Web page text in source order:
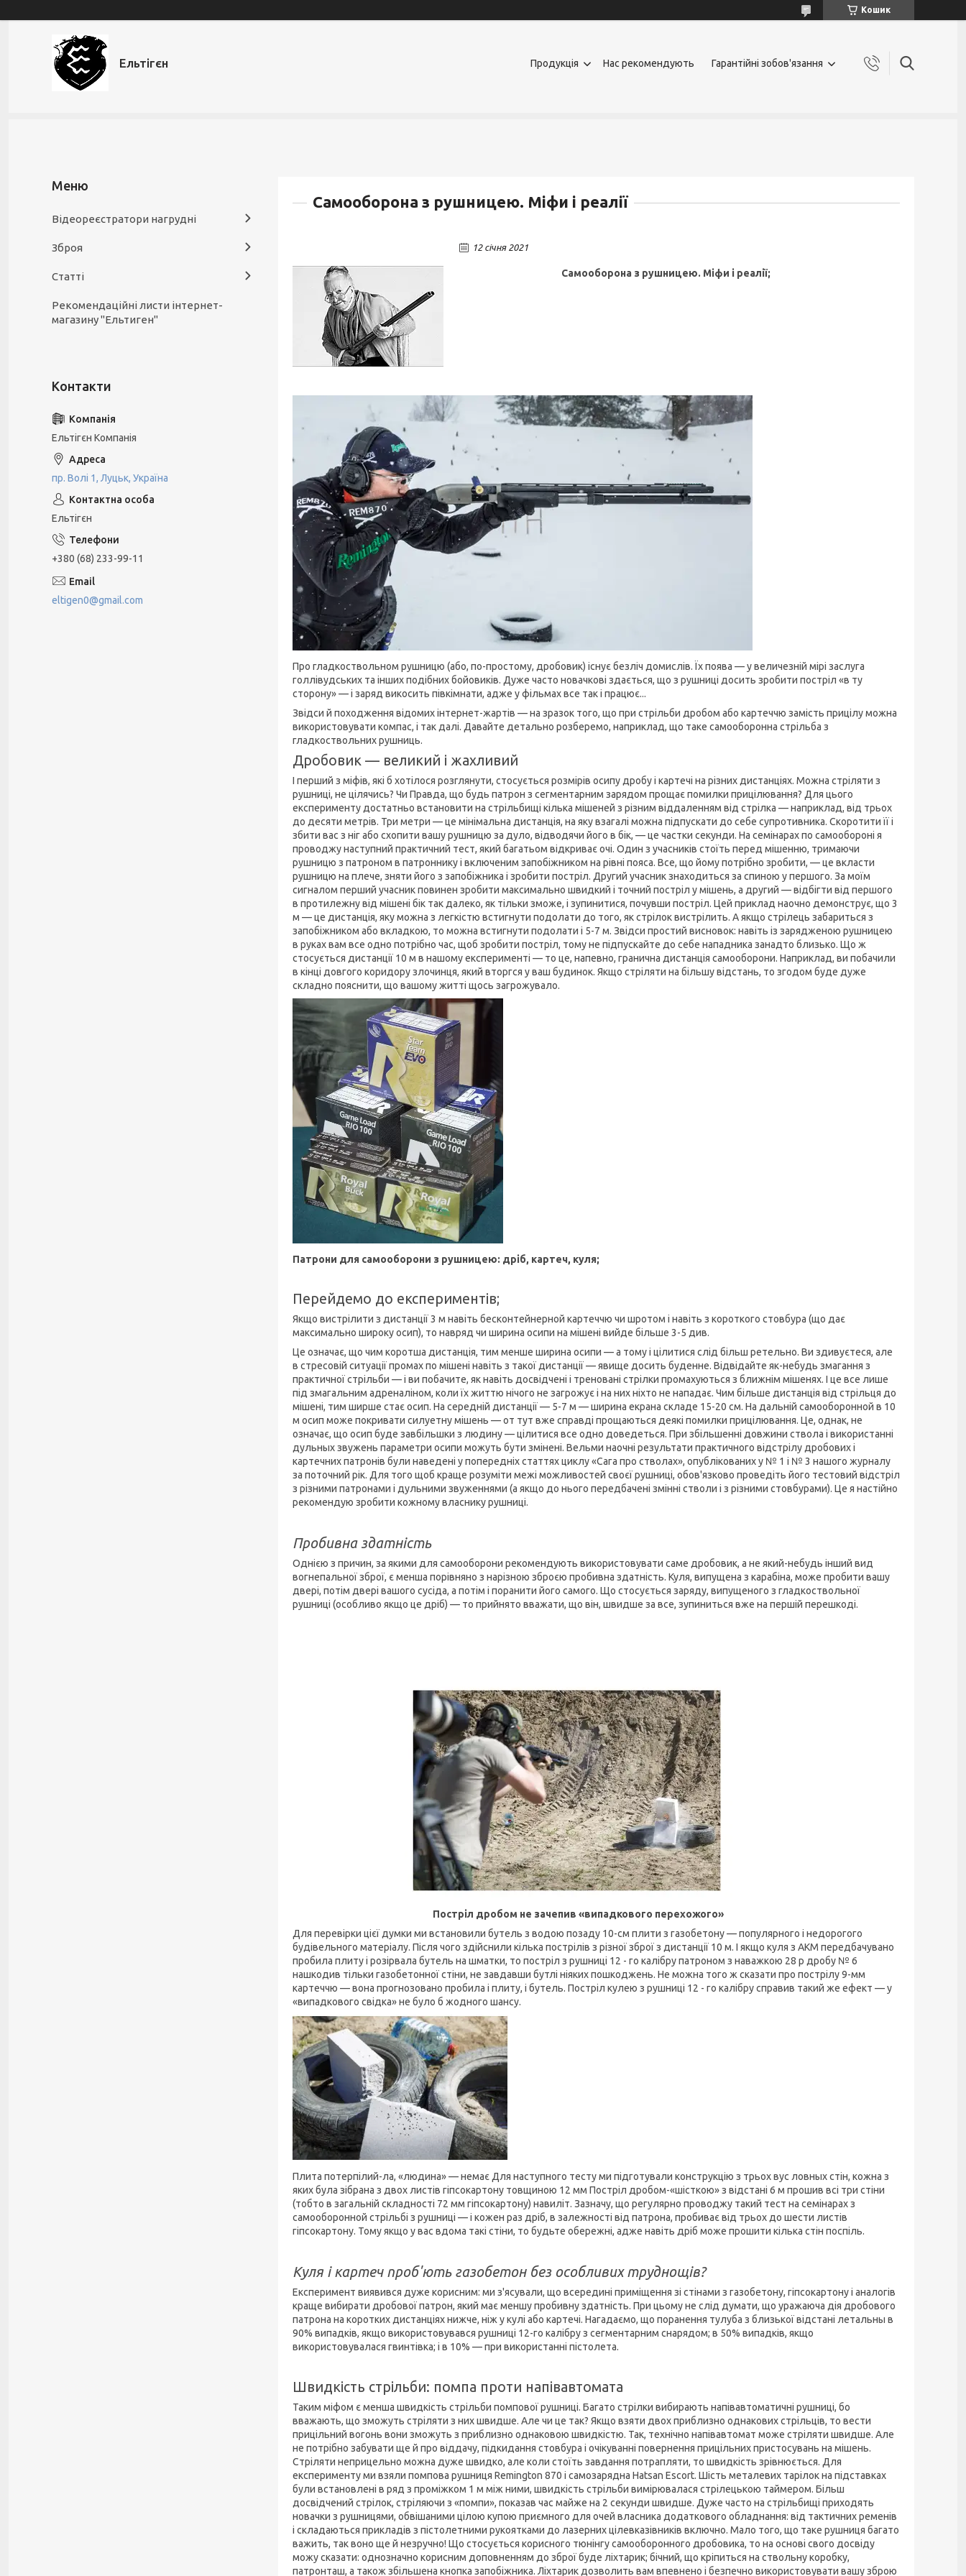
Кошик
Ельтігєн Продукція Нас рекомендують Гарантійні зобов'язання
Самооборона з рушницею. Міфи і реалії
12 січня 2021
Самооборона з рушницею. Міфи і реалії;
Про гладкоствольном рушницю (або, по-простому, дробовик) існує безліч домислів. Їх поява — у величезній мірі заслуга
голлівудських та інших подібних бойовиків. Дуже часто новачкові здається, що з рушниці досить зробити постріл «в ту
сторону» — і заряд викосить півкімнати, адже у фільмах все так і працює...
Звідси й походження відомих інтернет-жартів — на зразок того, що при стрільби дробом або картеччю замість прицілу можна
використовувати компас, і так далі. Давайте детально розберемо, наприклад, що таке самооборонна стрільба з
гладкоствольних рушниць.
Дробовик — великий і жахливий
І перший з міфів, які б хотілося розглянути, стосується розмірів осипу дробу і картечі на різних дистанціях. Можна стріляти з
рушниці, не цілячись? Чи Правда, що будь патрон з сегментарним зарядом прощає помилки прицілювання? Для цього
експерименту достатньо встановити на стрільбищі кілька мішеней з різним віддаленням від стрілка — наприклад, від трьох
до десяти метрів. Три метри — це мінімальна дистанція, на яку взагалі можна підпускати до себе супротивника. Скоротити її і
збити вас з ніг або схопити вашу рушницю за дуло, відводячи його в бік, — це частки секунди. На семінарах по самообороні я
проводжу наступний практичний тест, який багатьом відкриває очі. Один з учасників стоїть перед мішенню, тримаючи
рушницю з патроном в патроннику і включеним запобіжником на рівні пояса. Все, що йому потрібно зробити, — це вкласти
рушницю на плече, зняти його з запобіжника і зробити постріл. Другий учасник знаходиться за спиною у першого. За моїм
сигналом перший учасник повинен зробити максимально швидкий і точний постріл у мішень, а другий — відбігти від першого
в протилежну від мішені бік так далеко, як тільки зможе, і зупинитися, почувши постріл. Цей приклад наочно демонструє, що 3
м — це дистанція, яку можна з легкістю встигнути подолати до того, як стрілок вистрілить. А якщо стрілець забариться з
запобіжником або вкладкою, то можна встигнути подолати і 5-7 м. Звідси простий висновок: навіть із зарядженою рушницею
в руках вам все одно потрібно час, щоб зробити постріл, тому не підпускайте до себе нападника занадто близько. Що ж
стосується дистанції 10 м в нашому експерименті — то це, напевно, гранична дистанція самооборони. Наприклад, ви побачили
в кінці довгого коридору злочинця, який вторгся у ваш будинок. Якщо стріляти на більшу відстань, то згодом буде дуже
складно пояснити, що вашому житті щось загрожувало.
Патрони для самооборони з рушницею: дріб, картеч, куля;
Перейдемо до експериментів;
Якщо вистрілити з дистанції 3 м навіть бесконтейнерной картеччю чи шротом і навіть з короткого стовбура (що дає
максимально широку осип), то навряд чи ширина осипи на мішені вийде більше 3-5 див.
Це означає, що чим коротша дистанція, тим менше ширина осипи — а тому і цілитися слід більш ретельно. Ви здивуєтеся, але
в стресовій ситуації промах по мішені навіть з такої дистанції — явище досить буденне. Відвідайте як-небудь змагання з
практичної стрільби — і ви побачите, як навіть досвідчені і треновані стрілки промахуються з ближнім мішенях. І це все лише
під змагальним адреналіном, коли їх життю нічого не загрожує і на них ніхто не нападає. Чим більше дистанція від стрільця до
мішені, тим ширше стає осип. На середній дистанції — 5-7 м — ширина екрана складе 15-20 см. На дальній самооборонной в 10
м осип може покривати силуетну мішень — от тут вже справді прощаються деякі помилки прицілювання. Це, однак, не
означає, що осип буде завбільшки з людину — цілитися все одно доведеться. При збільшенні довжини ствола і використанні
дульных звужень параметри осипи можуть бути змінені. Вельми наочні результати практичного відстрілу дробових і
картечних патронів були наведені у попередніх статтях циклу «Сага про стволах», опублікованих у № 1 і № 3 нашого журналу
за поточний рік. Для того щоб краще розуміти межі можливостей своєї рушниці, обов'язково проведіть його тестовий відстріл
з різними патронами і дульними звуженнями (а якщо до нього передбачені змінні стволи і з різними стовбурами). Це я настійно
рекомендую зробити кожному власнику рушниці.
Пробивна здатність
Однією з причин, за якими для самооборони рекомендують використовувати саме дробовик, а не який-небудь інший вид
вогнепальної зброї, є менша порівняно з нарізною зброєю пробивна здатність. Куля, випущена з карабіна, може пробити вашу
двері, потім двері вашого сусіда, а потім і поранити його самого. Що стосується заряду, випущеного з гладкоствольної
рушниці (особливо якщо це дріб) — то прийнято вважати, що він, швидше за все, зупиниться вже на першій перешкоді.
Постріл дробом не зачепив «випадкового перехожого»
Для перевірки цієї думки ми встановили бутель з водою позаду 10-см плити з газобетону — популярного і недорогого
будівельного матеріалу. Після чого здійснили кілька пострілів з різної зброї з дистанції 10 м. І якщо куля з АКМ передбачувано
пробила плиту і розірвала бутель на шматки, то постріл з рушниці 12 - го калібру патроном з наважкою 28 р дробу № 6
нашкодив тільки газобетонної стіни, не завдавши бутлі ніяких пошкоджень. Не можна того ж сказати про пострілу 9-мм
картеччю — вона прогнозовано пробила і плиту, і бутель. Постріл кулею з рушниці 12 - го калібру справив такий же ефект — у
«випадкового свідка» не було б жодного шансу.
Плита потерпілий-ла, «людина» — немає Для наступного тесту ми підготували конструкцію з трьох вус ловных стін, кожна з
яких була зібрана з двох листів гіпсокартону товщиною 12 мм Постріл дробом-«шісткою» з відстані 6 м прошив всі три стіни
(тобто в загальній складності 72 мм гіпсокартону) навиліт. Зазначу, що регулярно проводжу такий тест на семінарах з
самооборонной стрільбі з рушниці — і кожен раз дріб, в залежності від патрона, пробиває від трьох до шести листів
гіпсокартону. Тому якщо у вас вдома такі стіни, то будьте обережні, адже навіть дріб може прошити кілька стін поспіль.
Куля і картеч проб'ють газобетон без особливих труднощів?
Експеримент виявився дуже корисним: ми з'ясували, що всередині приміщення зі стінами з газобетону, гіпсокартону і аналогів
краще вибирати дробової патрон, який має меншу пробивну здатність. При цьому не слід думати, що уражаюча дія дробового
патрона на коротких дистанціях нижче, ніж у кулі або картечі. Нагадаємо, що поранення тулуба з близької відстані летальны в
90% випадків, якщо використовувався рушниці 12-го калібру з сегментарним снарядом; в 50% випадків, якщо
використовувалася гвинтівка; і в 10% — при використанні пістолета.
Швидкість стрільби: помпа проти напівавтомата
Таким міфом є менша швидкість стрільби помпової рушниці. Багато стрілки вибирають напівавтоматичні рушниці, бо
вважають, що зможуть стріляти з них швидше. Але чи це так? Якщо взяти двох приблизно однакових стрільців, то вести
прицільний вогонь вони зможуть з приблизно однаковою швидкістю. Так, технічно напівавтомат може стріляти швидше. Але
не потрібно забувати ще й про віддачу, підкидання стовбура і очікуванні повернення прицільних пристосувань на мішень.
Стріляти неприцельно можна дуже швидко, але коли стоїть завдання потрапляти, то швидкість зрівнюється. Для
експерименту ми взяли помпова рушниця Remington 870 і самозарядна Hatsan Escort. Шість металевих тарілок на підставках
були встановлені в ряд з проміжком 1 м між ними, швидкість стрільби вимірювалася стрілецькою таймером. Більш
досвідчений стрілок, стріляючи з «помпи», показав час майже на 2 секунди швидше. Дуже часто на стрільбищі приходять
новачки з рушницями, обвішаними цілою купою приємного для очей власника додаткового обладнання: від тактичних ременів
і складаються прикладів з пістолетними рукоятками до лазерних цілевказівників включно. Мало того, що таке рушниця багато
важить, так воно ще й незручно! Що стосується корисного тюнінгу самооборонного дробовика, то на основі свого досвіду
можу сказати: однозначно корисним доповненням до зброї буде ліхтарик; бічний, що кріпиться на ствольну коробку,
патронташ, а також збільшена кнопка запобіжника. Ліхтарик дозволить вам впевнено і безпечно використовувати вашу зброю
Відеореєстратори нагрудні
Зброя
Статті
Рекомендаційні листи інтернет-
магазину "Ельтиген"
Ельтігєн Компанiя
пр. Волі 1, Луцьк, Україна
Ельтігєн
+380 (68) 233-99-11
eltigen0@gmail.com